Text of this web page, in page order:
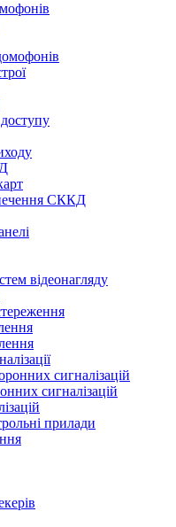
СККД
відеонагляду
сигналізацій
сигналізацій
прилади